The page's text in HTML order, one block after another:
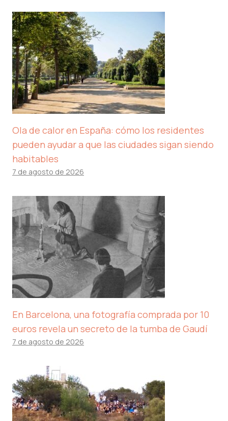
Ola de calor en España: cómo los residentes
pueden ayudar a que las ciudades sigan siendo
habitables
7 de agosto de 2026
En Barcelona, ​​una fotografía comprada por 10
euros revela un secreto de la tumba de Gaudí
7 de agosto de 2026